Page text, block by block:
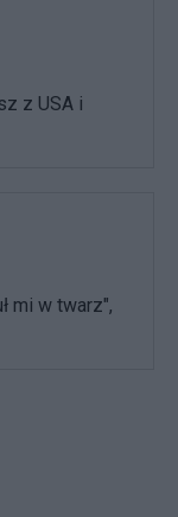
z USA i
mi w twarz",